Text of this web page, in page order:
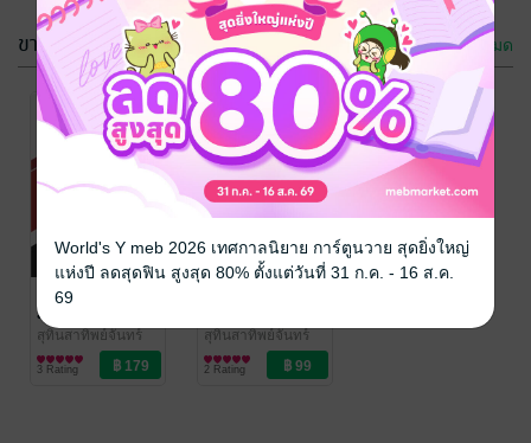
ขายดี ดูทั้งหมด
พระราชบัญญัติ
ภาษีสรรพสามิต
พ.ศ. 2560 (เล่ม
1)
สุทินสาทิพย์จันทร์
กฎหมาย
3 Rating
พ.ศ. 2560 (เล่ม
2)
สุทินสาทิพย์จันทร์
กฎหมาย
2 Rating
World's Y meb 2026 เทศกาลนิยาย การ์ตูนวาย สุดยิ่งใหญ่
แห่งปี ลดสุดฟิน สูงสุด 80% ตั้งแต่วันที่ 31 ก.ค. - 16 ส.ค.
69